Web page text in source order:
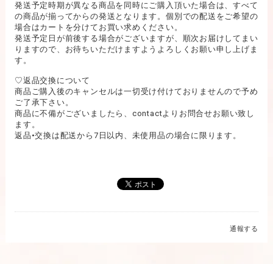
発送予定時期が異なる商品を同時にご購入頂いた場合は、すべて
の商品が揃ってからの発送となります。個別での配送をご希望の
場合はカートを分けてお買い求めください。
発送予定日が前後する場合がございますが、順次お届けしてまい
りますので、お待ちいただけますようよろしくお願い申し上げま
す。
♡返品交換について
商品ご購入後のキャンセルは一切受け付けておりませんので予め
ご了承下さい。
商品に不備がございましたら、contactよりお問合せお願い致し
ます。
返品•交換は配送から7日以内、未使用品の場合に限ります。
通報する